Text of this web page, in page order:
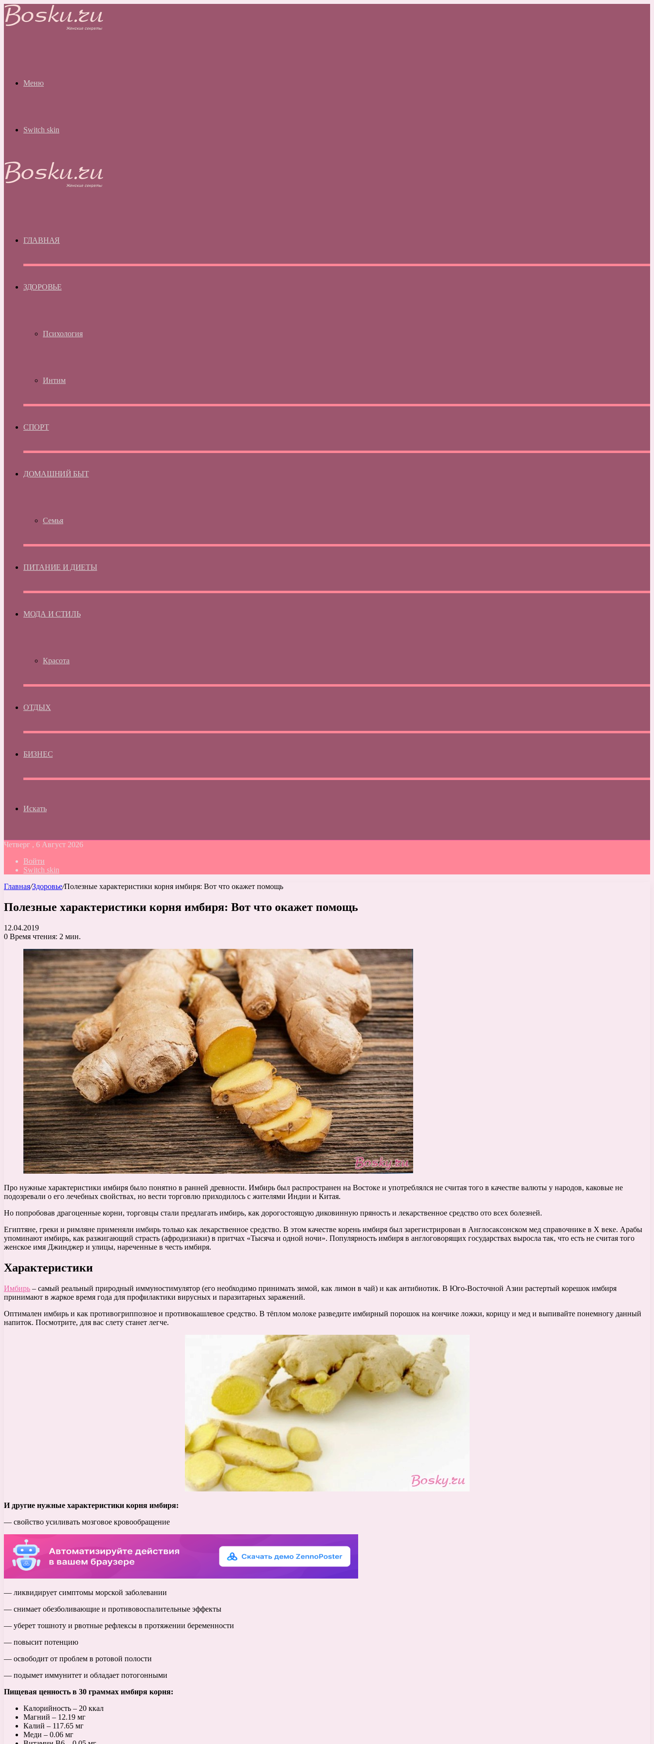
Меню
Switch skin
ГЛАВНАЯ
ЗДОРОВЬЕ
Психология
Интим
СПОРТ
ДОМАШНИЙ БЫТ
Семья
ПИТАНИЕ И ДИЕТЫ
МОДА И СТИЛЬ
Красота
ОТДЫХ
БИЗНЕС
Искать
Четверг , 6 Август 2026
Войти
Switch skin
Главная/Здоровье/Полезные характеристики корня имбиря: Вот что окажет помощь
Полезные характеристики корня имбиря: Вот что окажет помощь
12.04.2019
0 Время чтения: 2 мин.
Про нужные характеристики имбиря было понятно в ранней древности. Имбирь был распространен на Востоке и употреблялся не считая того в качестве валюты у народов, каковые не
подозревали о его лечебных свойствах, но вести торговлю приходилось с жителями Индии и Китая.
Но попробовав драгоценные корни, торговцы стали предлагать имбирь, как дорогостоящую диковинную пряность и лекарственное средство ото всех болезней.
Египтяне, греки и римляне применяли имбирь только как лекарственное средство. В этом качестве корень имбиря был зарегистрирован в Англосаксонском мед справочнике в Х веке. Арабы
упоминают имбирь, как разжигающий страсть (афродизиаки) в притчах «Тысяча и одной ночи». Популярность имбиря в англоговорящих государствах выросла так, что есть не считая того
женское имя Джинджер и улицы, нареченные в честь имбиря.
Характеристики
Имбирь – самый реальный природный иммуностимулятор (его необходимо принимать зимой, как лимон в чай) и как антибиотик. В Юго-Восточной Азии растертый корешок имбиря
принимают в жаркое время года для профилактики вирусных и паразитарных заражений.
Оптимален имбирь и как противогриппозное и противокашлевое средство. В тёплом молоке разведите имбирный порошок на кончике ложки, корицу и мед и выпивайте понемногу данный
напиток. Посмотрите, для вас слету станет легче.
И другие нужные характеристики корня имбиря:
— свойство усиливать мозговое кровообращение
— ликвидирует симптомы морской заболевании
— снимает обезболивающие и противовоспалительные эффекты
— уберет тошноту и рвотные рефлексы в протяжении беременности
— повысит потенцию
— освободит от проблем в ротовой полости
— подымет иммунитет и обладает потогонными
Пищевая ценность в 30 граммах имбиря корня:
Калорийность – 20 ккал
Магний – 12.19 мг
Калий – 117.65 мг
Меди – 0.06 мг